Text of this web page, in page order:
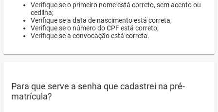
Verifique se o primeiro nome está correto, sem acento ou
cedilha;
Verifique se a data de nascimento está correta;
Verifique se o número do CPF está correto;
Verifique se a convocação está correta.
Para que serve a senha que cadastrei na pré-
matrícula?